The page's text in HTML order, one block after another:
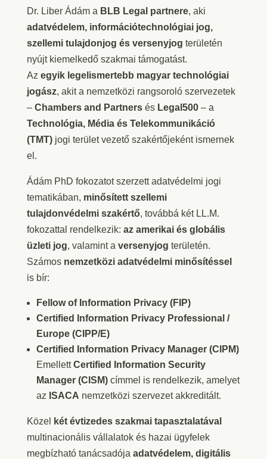
Dr. Liber Ádám a BLB Legal partnere, aki
adatvédelem, információtechnológiai jog,
szellemi tulajdonjog és versenyjog területén
nyújt kiemelkedő szakmai támogatást.
Az egyik legelismertebb magyar technológiai
jogász, akit a nemzetközi rangsoroló szervezetek
– Chambers and Partnersés Legal500– a
Technológia, Média és Telekommunikáció
(TMT)jogi terület vezető szakértőjeként ismernek
el.
Ádám PhD fokozatot szerzett adatvédelmi jogi
tematikában, minősített szellemi
tulajdonvédelmi szakértő, továbbá két LL.M.
fokozattal rendelkezik: az amerikai és globális
üzleti jog, valamint a versenyjog területén.
Számos nemzetközi adatvédelmi minősítéssel
is bír:
Fellow of Information Privacy (FIP)
Certified Information Privacy Professional /
Europe (CIPP/E)
Certified Information Privacy Manager (CIPM)
EmellettCertified Information Security
Manager (CISM)címmel is rendelkezik, amelyet
az ISACA nemzetközi szervezet akkreditált.
Közel
két évtizedes szakmai tapasztalatával
multinacionális vállalatok és hazai ügyfelek
megbízható tanácsadója adatvédelem, digitális